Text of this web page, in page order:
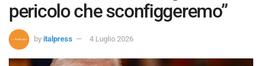
pericolo che sconfiggeremo”
by italpress 4 Luglio 2026